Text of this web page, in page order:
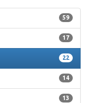
59
17
22
14
13